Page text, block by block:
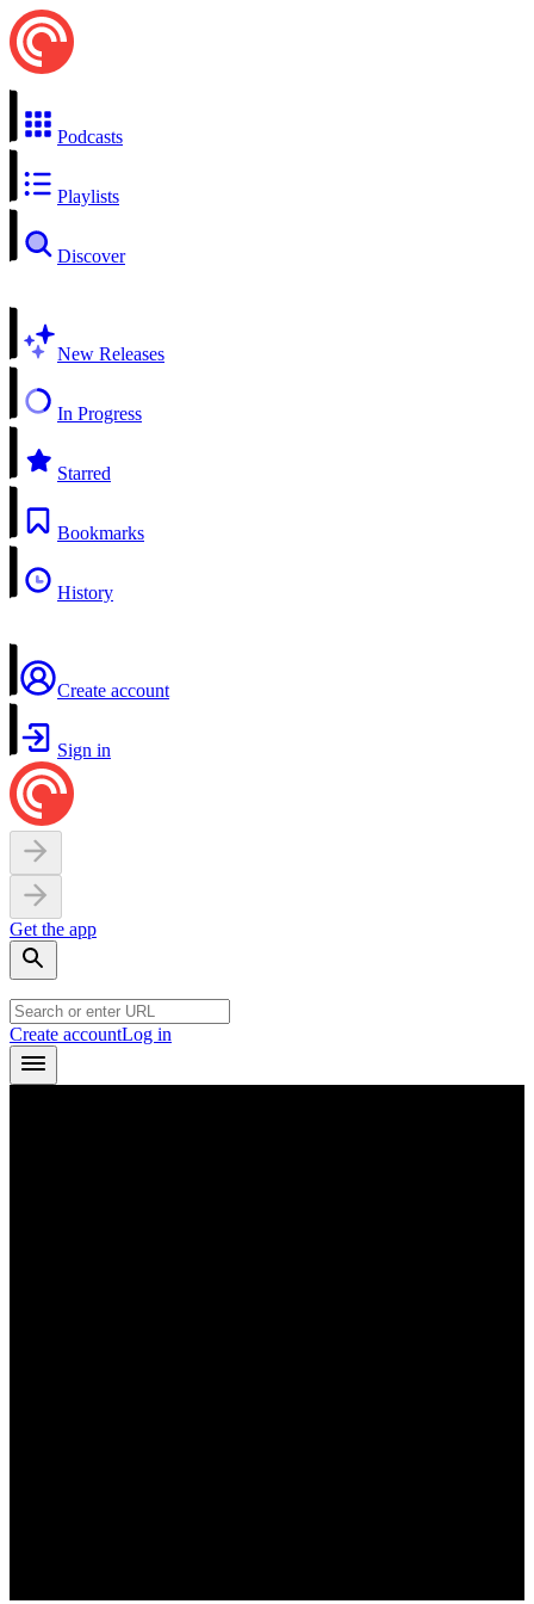
Podcasts
Playlists
Discover
New Releases
In Progress
Starred
Bookmarks
History
Create account
Sign in
Get the app
Create accountLog in